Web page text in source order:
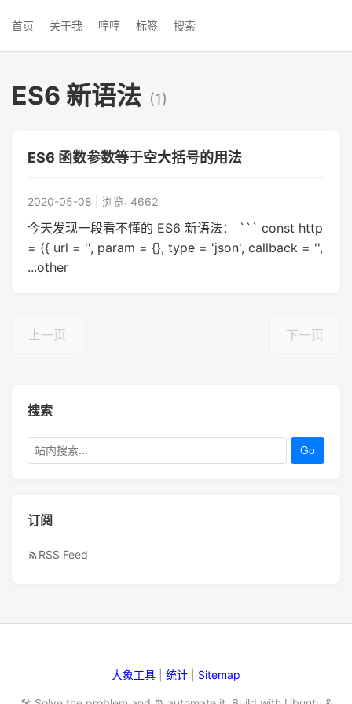
首页 关于我 哼哼 标签 搜索
ES6 新语法 (1)
ES6 函数参数等于空大括号的用法
2020-05-08 | 浏览: 4662
今天发现一段看不懂的 ES6 新语法： ``` const http
= ({ url = '', param = {}, type = 'json', callback = '',
...other
上一页 下一页
搜索
Go
订阅
RSS Feed
大象工具 统计 Sitemap